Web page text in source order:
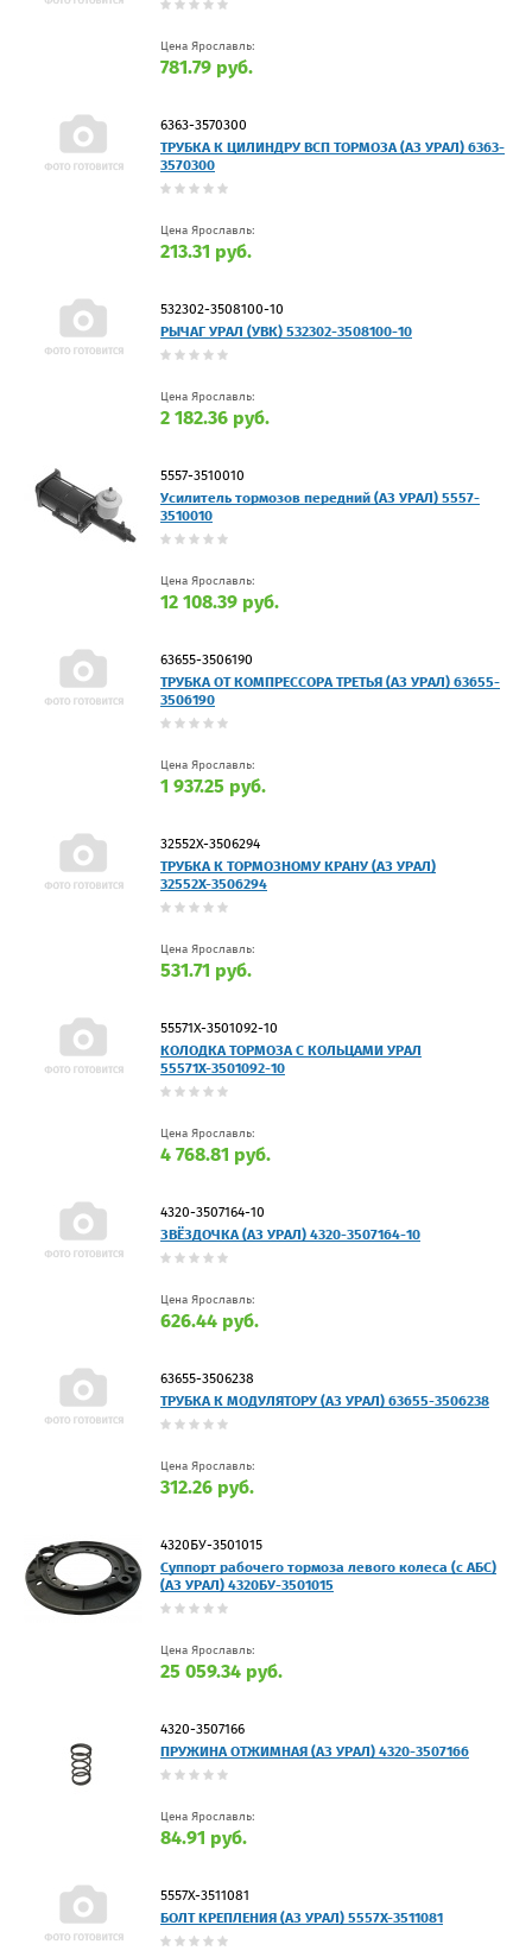
Цена Ярославль:
781.79 руб.
6363-3570300
ТРУБКА К ЦИЛИНДРУ ВСП ТОРМОЗА (АЗ УРАЛ) 6363-
3570300
Цена Ярославль:
213.31 руб.
532302-3508100-10
РЫЧАГ УРАЛ (УВК) 532302-3508100-10
Цена Ярославль:
2 182.36 руб.
5557-3510010
Усилитель тормозов передний (АЗ УРАЛ) 5557-
3510010
Цена Ярославль:
12 108.39 руб.
63655-3506190
ТРУБКА ОТ КОМПРЕССОРА ТРЕТЬЯ (АЗ УРАЛ) 63655-
3506190
Цена Ярославль:
1 937.25 руб.
32552Х-3506294
ТРУБКА К ТОРМОЗНОМУ КРАНУ (АЗ УРАЛ)
32552Х-3506294
Цена Ярославль:
531.71 руб.
55571Х-3501092-10
КОЛОДКА ТОРМОЗА С КОЛЬЦАМИ УРАЛ
55571Х-3501092-10
Цена Ярославль:
4 768.81 руб.
4320-3507164-10
ЗВЁЗДОЧКА (АЗ УРАЛ) 4320-3507164-10
Цена Ярославль:
626.44 руб.
63655-3506238
ТРУБКА К МОДУЛЯТОРУ (АЗ УРАЛ) 63655-3506238
Цена Ярославль:
312.26 руб.
4320БУ-3501015
Суппорт рабочего тормоза левого колеса (с АБС)
(АЗ УРАЛ) 4320БУ-3501015
Цена Ярославль:
25 059.34 руб.
4320-3507166
ПРУЖИНА ОТЖИМНАЯ (АЗ УРАЛ) 4320-3507166
Цена Ярославль:
84.91 руб.
5557Х-3511081
БОЛТ КРЕПЛЕНИЯ (АЗ УРАЛ) 5557Х-3511081